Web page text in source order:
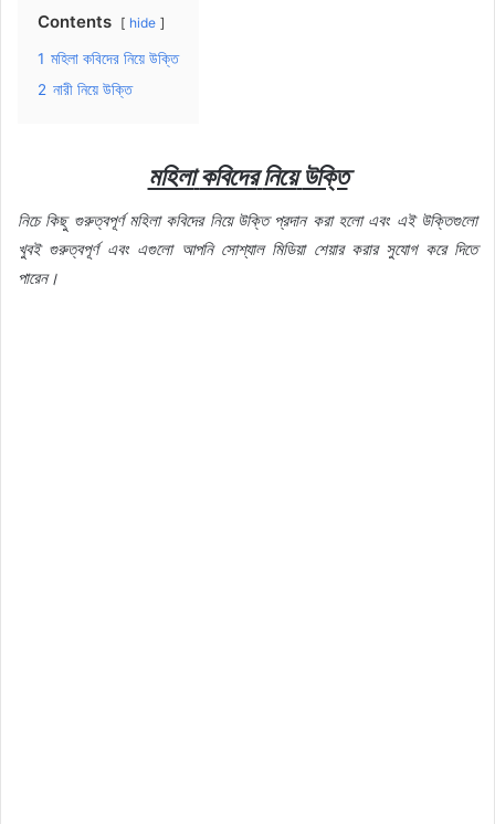
Contents hide
1 মহিলা কবিদের নিয়ে উক্তি
2 নারী নিয়ে উক্তি
মহিলাকবিদেরনিয়ে উক্তি
নিচে কিছু গুরুত্বপূর্ণ মহিলা কবিদের নিয়ে উক্তি প্রদান করা হলো এবং এই উক্তিগুলো
খুবই গুরুত্বপূর্ণ এবং এগুলো আপনি সোশ্যাল মিডিয়া শেয়ার করার সুযোগ করে দিতে
পারেন।